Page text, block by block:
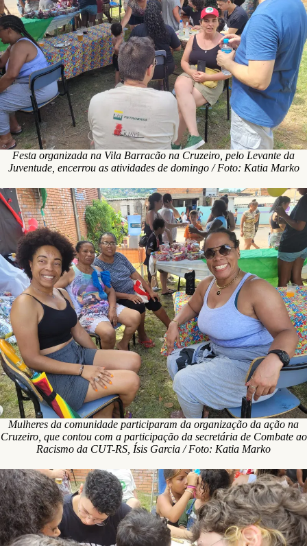
Festa organizada na Vila Barracão na Cruzeiro, pelo Levante da
Juventude, encerrou as atividades de domingo / Foto: Katia Marko
Mulheres da comunidade participaram da organização da ação na
Cruzeiro, que contou com a participação da secretária de Combate ao
Racismo da CUT-RS, Ísis Garcia / Foto: Katia Marko